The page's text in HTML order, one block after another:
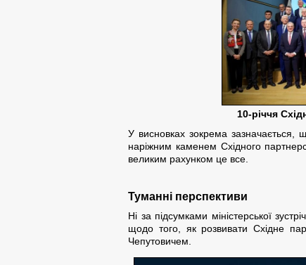
10-річчя
У висновках зокрема зазначається,
наріжним каменем Східного
великим рахунком це все.
Туманні перспективи
Ні за підсумками міністерської
щодо того, як розвивати Східне
Чепутовичем.